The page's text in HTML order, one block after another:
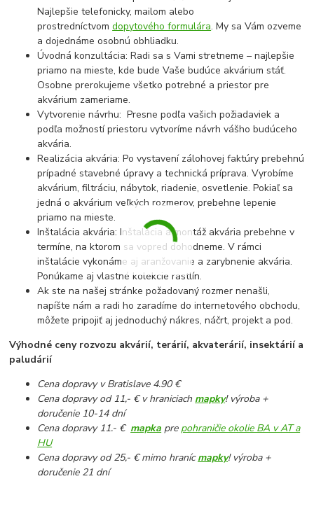
Najlepšie telefonicky, mailom alebo
prostredníctvomdopytového formulára. My sa Vám ozveme
a dojednáme osobnú obhliadku.
Úvodná konzultácia: Radi sa s Vami stretneme – najlepšie
priamo na mieste, kde bude Vaše budúce akvárium stáť.
Osobne prerokujeme všetko potrebné a priestor pre
akvárium zameriame.
Vytvorenie návrhu: Presne podľa vašich požiadaviek a
podľa možností priestoru vytvoríme návrh vášho budúceho
akvária.
Realizácia akvária: Po vystavení zálohovej faktúry prebehnú
prípadné stavebné úpravy a technická príprava. Vyrobíme
akvárium, filtráciu, nábytok, riadenie, osvetlenie. Pokiaľ sa
jedná o akvárium veľkých rozmerov, prebehne lepenie
priamo na mieste.
Inštalácia akvária: Inštalácia a montáž akvária prebehne v
termíne, na ktorom sa vopred dohodneme. V rámci
inštalácie vykonáme aj aranžovanie a zarybnenie akvária.
Ponúkame aj vlastné kolekcie rastlín.
Ak ste na našej stránke požadovaný rozmer nenašli,
napíšte nám a radi ho zaradíme do internetového obchodu,
môžete pripojiť aj jednoduchý nákres, náčrt, projekt a pod.
Výhodné ceny rozvozu akvárií, terárií, akvaterárií, insektárií a
paludárií
Cena dopravy v Bratislave 4.90 €
Cena dopravy od 11,- € v hraniciach mapky! výroba +
doručenie 10-14 dní
Cena dopravy 11.- € mapka pre pohraničie okolie BA v AT a
HU
Cena dopravy od 25,- € mimo hranícmapky! výroba +
doručenie 21 dní